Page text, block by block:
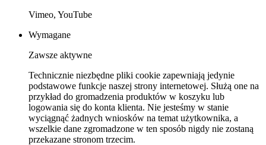
Vimeo, YouTube
Wymagane
Zawsze aktywne
Technicznie niezbędne pliki cookie zapewniają jedynie
podstawowe funkcje naszej strony internetowej. Służą one na
przykład do gromadzenia produktów w koszyku lub
logowania się do konta klienta. Nie jesteśmy w stanie
wyciągnąć żadnych wniosków na temat użytkownika, a
wszelkie dane zgromadzone w ten sposób nigdy nie zostaną
przekazane stronom trzecim.